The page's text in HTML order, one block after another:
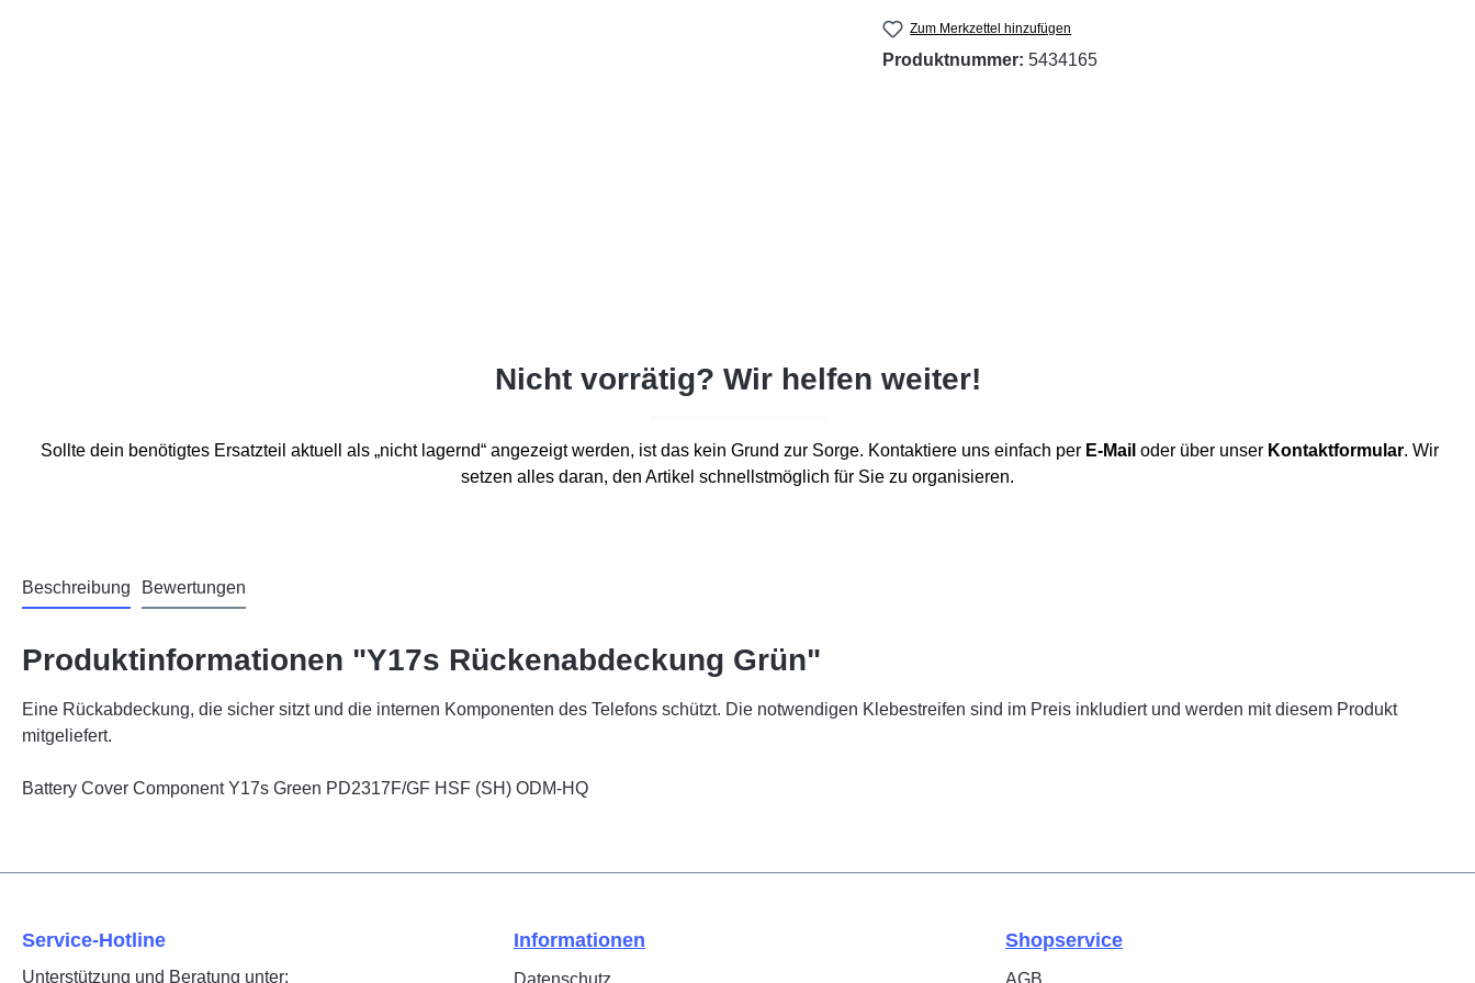
Zum Merkzettel hinzufügen
Produktnummer: 5434165
Nicht vorrätig? Wir helfen weiter!
Sollte dein benötigtes Ersatzteil aktuell als „nicht lagernd“ angezeigt werden, ist das kein Grund zur Sorge. Kontaktiere uns einfach per E-Mail oder über unser Kontaktformular. Wir
setzen alles daran, den Artikel schnellstmöglich für Sie zu organisieren.
Beschreibung Bewertungen
Produktinformationen "Y17s Rückenabdeckung Grün"
Eine Rückabdeckung, die sicher sitzt und die internen Komponenten des Telefons schützt. Die notwendigen Klebestreifen sind im Preis inkludiert und werden mit diesem Produkt
mitgeliefert.
Battery Cover Component Y17s Green PD2317F/GF HSF (SH) ODM-HQ
Service-Hotline
Unterstützung und Beratung unter:
Informationen
Datenschutz
Shopservice
AGB